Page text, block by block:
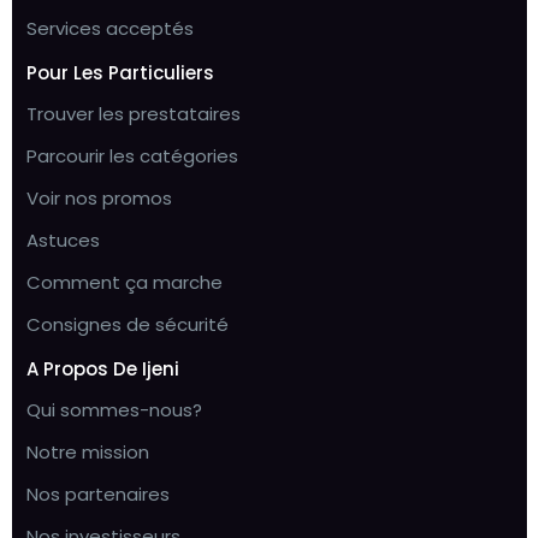
Services acceptés
Pour Les Particuliers
Trouver les prestataires
Parcourir les catégories
Voir nos promos
Astuces
Comment ça marche
Consignes de sécurité
A Propos De Ijeni
Qui sommes-nous?
Notre mission
Nos partenaires